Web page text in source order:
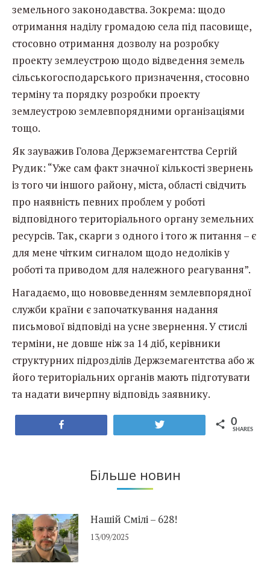
земельного законодавства. Зокрема: щодо
отримання наділу громадою села під пасовище,
стосовно отримання дозволу на розробку
проекту землеустрою щодо відведення земель
сільськогосподарського призначення, стосовно
терміну та порядку розробки проекту
землеустрою землевпорядними організаціями
тощо.
Як зауважив Голова Держземагентства Сергій
Рудик: “Уже сам факт значної кількості звернень
із того чи іншого району, міста, області свідчить
про наявність певних проблем у роботі
відповідного територіального органу земельних
ресурсів. Так, скарги з одного і того ж питання – є
для мене чітким сигналом щодо недоліків у
роботі та приводом для належного реагування”.
Нагадаємо, що нововведенням землевпорядної
служби країни є започаткування надання
письмової відповіді на усне звернення. У стислі
терміни, не довше ніж за 14 діб, керівники
структурних підрозділів Держземагентства або ж
його територіальних органів мають підготувати
та надати вичерпну відповідь заявнику.
0
SHARES
Більше новин
Нашій Смілі – 628!
13/09/2025